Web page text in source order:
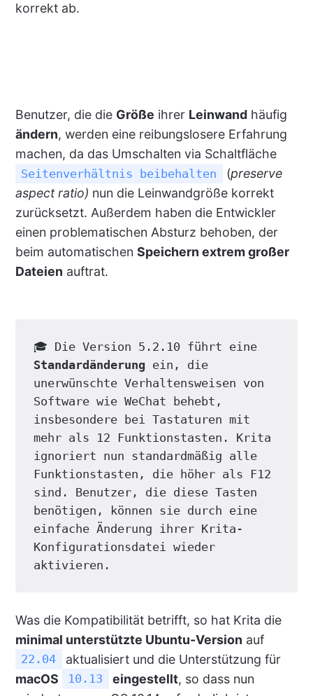
korrekt ab.
Benutzer, die die Größe ihrer Leinwandhäufig
ändern, werden eine reibungslosere Erfahrung
machen, da das Umschalten via Schaltfläche
Seitenverhältnis beibehalten (preserve
aspect ratio) nun die Leinwandgröße korrekt
zurücksetzt. Außerdem haben die Entwickler
einen problematischen Absturz behoben, der
beim automatischen Speichern extrem großer
Dateien auftrat.
🎓 Die Version 5.2.10 führt eine
Standardänderung ein, die
unerwünschte Verhaltensweisen von
Software wie WeChat behebt,
insbesondere bei Tastaturen mit
mehr als 12 Funktionstasten. Krita
ignoriert nun standardmäßig alle
Funktionstasten, die höher als F12
sind. Benutzer, die diese Tasten
benötigen, können sie durch eine
einfache Änderung ihrer Krita-
Konfigurationsdatei wieder
aktivieren.
Was die Kompatibilität betrifft, so hat Krita die
minimal unterstützte Ubuntu-Version auf
22.04
aktualisiert und die Unterstützung für
macOS
10.13 eingestellt, so dass nun